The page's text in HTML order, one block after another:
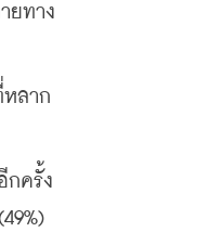
ยทาง
ลาก
กครั้ง